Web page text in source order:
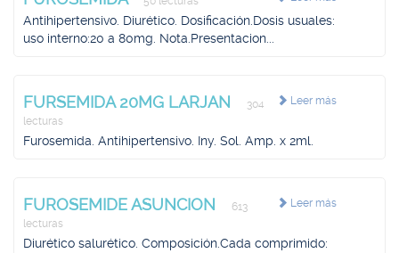
Antihipertensivo. Diurético. Dosificación.Dosis usuales:
uso interno:20 a 80mg. Nota.Presentacion...
Leer más
FURSEMIDA 20MG LARJAN
304
lecturas
Furosemida. Antihipertensivo. Iny. Sol. Amp. x 2ml.
Leer más
FUROSEMIDE ASUNCION
613
lecturas
Diurético salurético. Composición.Cada comprimido: